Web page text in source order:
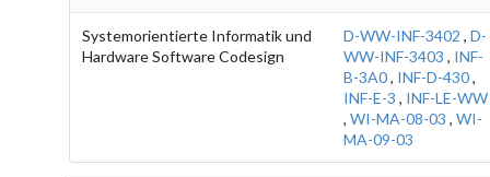
Systemorientierte Informatik und
Hardware Software Codesign
D-WW-INF-3402 , D-
WW-INF-3403 , INF-
B-3A0, INF-D-430,
INF-E-3 , INF-LE-WW
, WI-MA-08-03 , WI-
MA-09-03